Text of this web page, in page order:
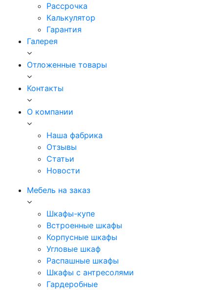
Рассрочка
Калькулятор
Гарантия
Галерея
Отложенные товары
Контакты
О компании
Наша фабрика
Отзывы
Статьи
Новости
Мебель на заказ
Шкафы-купе
Встроенные шкафы
Корпусные шкафы
Угловые шкаф
Распашные шкафы
Шкафы с антресолями
Гардеробные